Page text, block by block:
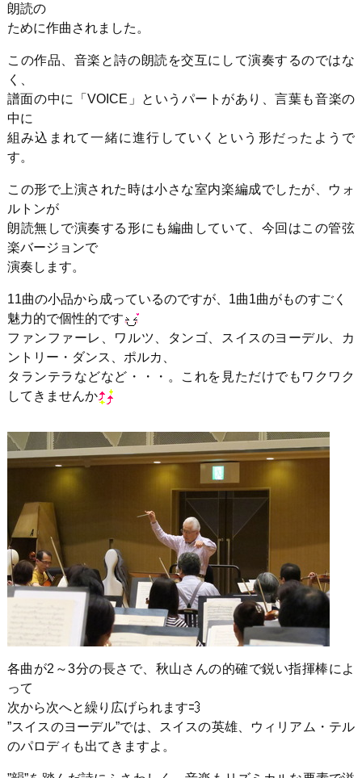
朗読の
ために作曲されました。
この作品、音楽と詩の朗読を交互にして演奏するのではな
く、
譜面の中に「VOICE」というパートがあり、言葉も音楽の
中に
組み込まれて一緒に進行していくという形だったようで
す。
この形で上演された時は小さな室内楽編成でしたが、ウォ
ルトンが
朗読無しで演奏する形にも編曲していて、今回はこの管弦
楽バージョンで
演奏します。
11曲の小品から成っているのですが、1曲1曲がものすごく
魅力的で個性的です
ファンファーレ、ワルツ、タンゴ、スイスのヨーデル、カ
ントリー・ダンス、ポルカ、
タランテラなどなど・・・。これを見ただけでもワクワク
してきませんか
各曲が2～3分の長さで、秋山さんの的確で鋭い指揮棒によ
って
次から次へと繰り広げられます
”スイスのヨーデル”では、スイスの英雄、ウィリアム・テル
のパロディも出てきますよ。